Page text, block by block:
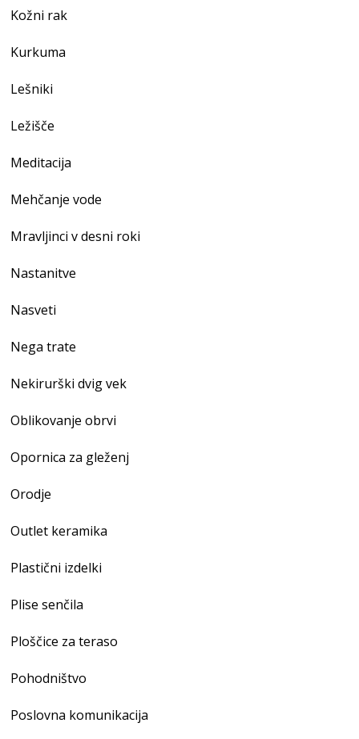
Kožni rak
Kurkuma
Lešniki
Ležišče
Meditacija
Mehčanje vode
Mravljinci v desni roki
Nastanitve
Nasveti
Nega trate
Nekirurški dvig vek
Oblikovanje obrvi
Opornica za gleženj
Orodje
Outlet keramika
Plastični izdelki
Plise senčila
Ploščice za teraso
Pohodništvo
Poslovna komunikacija